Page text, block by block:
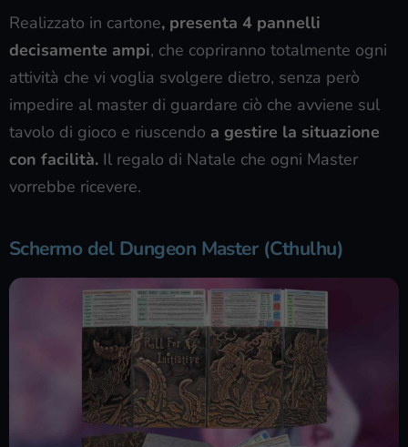
Realizzato in cartone, presenta 4 pannelli
decisamente ampi, che copriranno totalmente ogni
attività che vi voglia svolgere dietro, senza però
impedire al master di guardare ciò che avviene sul
tavolo di gioco e riuscendo a gestire la situazione
con facilità. Il regalo di Natale che ogni Master
vorrebbe ricevere.
Schermo del Dungeon Master (Cthulhu)